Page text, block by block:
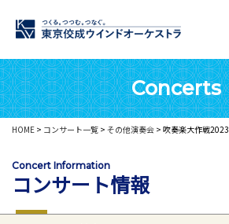
Concerts
HOME > コンサート一覧 > その他演奏会 > 吹奏楽大作戦2023
Concert Information
コンサート情報